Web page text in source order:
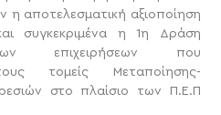
η αποτελεσματική αξιοποίηση
συγκεκριμένα η 1η Δράση
επιχειρήσεων που
τομείς Μεταποίησης-
στο πλαίσιο των Π.Ε.Π